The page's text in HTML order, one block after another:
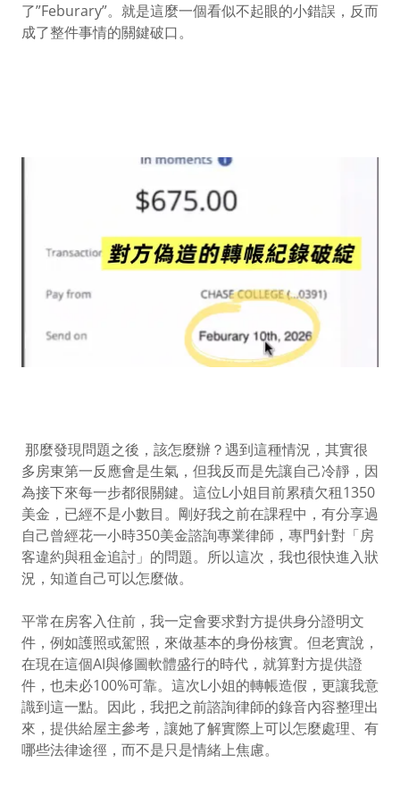
了”Feburary”。就是這麼一個看似不起眼的小錯誤，反而
成了整件事情的關鍵破口。
那麼發現問題之後，該怎麼辦？遇到這種情況，其實很
多房東第一反應會是生氣，但我反而是先讓自己冷靜，因
為接下來每一步都很關鍵。這位L小姐目前累積欠租1350
美金，已經不是小數目。剛好我之前在課程中，有分享過
自己曾經花一小時350美金諮詢專業律師，專門針對「房
客違約與租金追討」的問題。所以這次，我也很快進入狀
況，知道自己可以怎麼做。
平常在房客入住前，我一定會要求對方提供身分證明文
件，例如護照或駕照，來做基本的身份核實。但老實說，
在現在這個AI與修圖軟體盛行的時代，就算對方提供證
件，也未必100%可靠。這次L小姐的轉帳造假，更讓我意
識到這一點。因此，我把之前諮詢律師的錄音內容整理出
來，提供給屋主參考，讓她了解實際上可以怎麼處理、有
哪些法律途徑，而不是只是情緒上焦慮。